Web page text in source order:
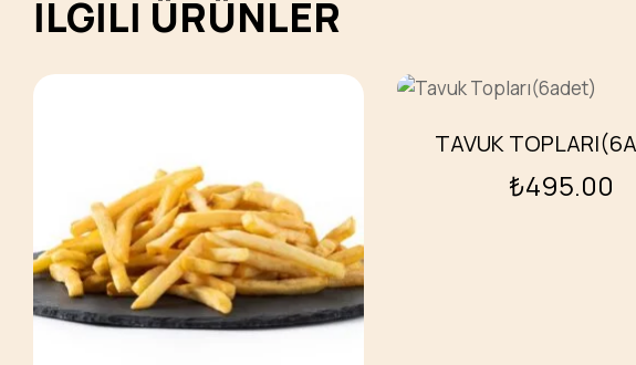
İLGILI ÜRÜNLER
TAVUK
₺495.00